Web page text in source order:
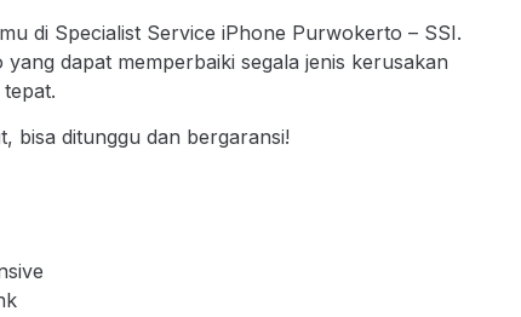
di Specialist Service iPhone Purwokerto – SSI.
dapat memperbaiki segala jenis kerusakan
bisa ditunggu dan bergaransi!